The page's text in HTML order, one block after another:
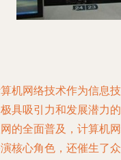
机网络技术作为信息
具吸引力和发展潜力
的全面普及，计算机
核心角色，还催生了